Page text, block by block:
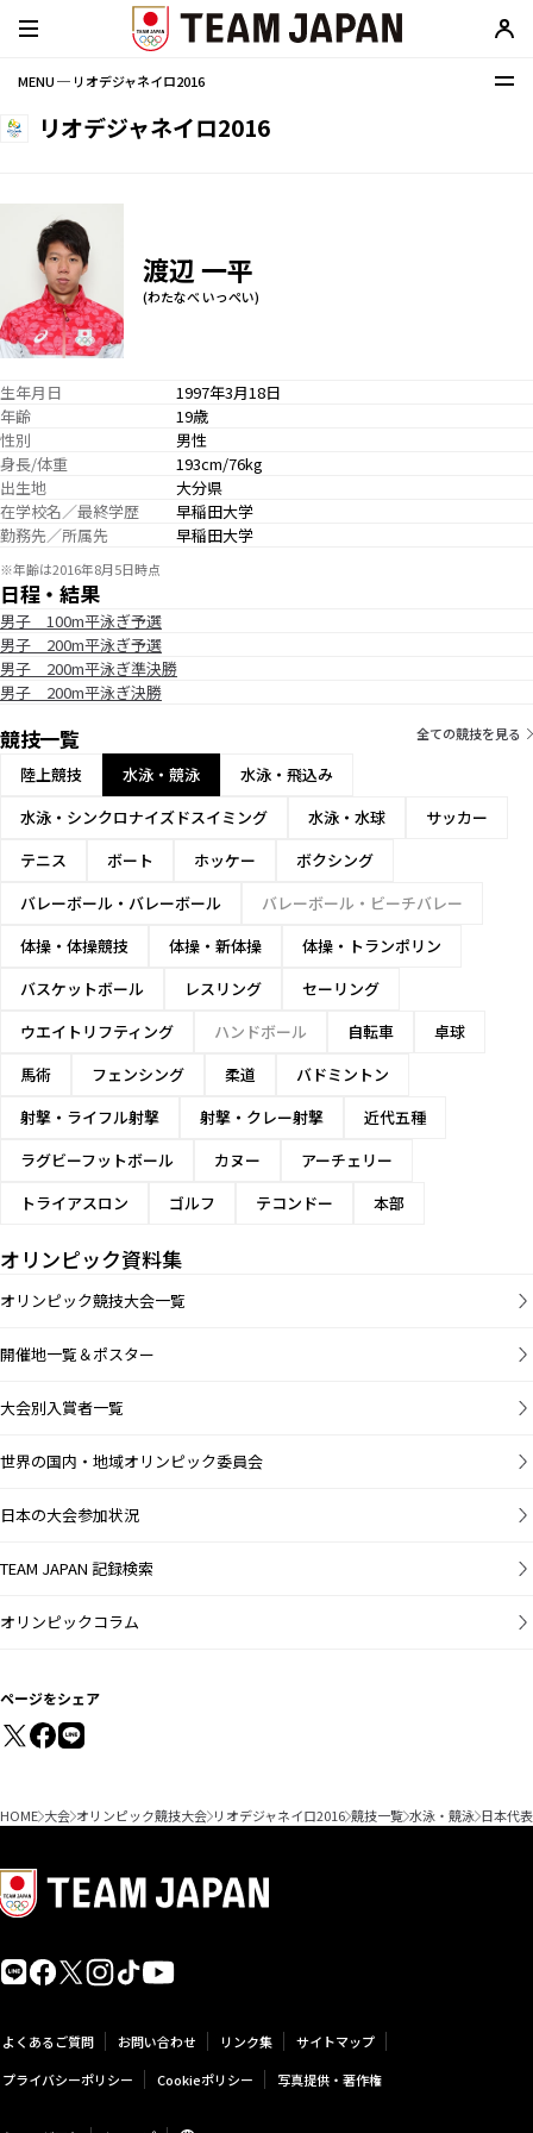
MENU ─ リオデジャネイロ2016
リオデジャネイロ2016
渡辺 一平
(わたなべ いっぺい)
生年月日
1997年3月18日
年齢
19歳
性別
男性
身長/体重
193cm/76kg
出生地
大分県
在学校名／最終学歴
早稲田大学
勤務先／所属先
早稲田大学
※年齢は2016年8月5日時点
日程・結果
男子 100m平泳ぎ予選
男子 200m平泳ぎ予選
男子 200m平泳ぎ準決勝
男子 200m平泳ぎ決勝
競技一覧 全ての競技を見る
陸上競技 水泳・競泳
水泳・飛込み
水泳・シンクロナイズドスイミング
水泳・水球
サッカー
テニス
ボート ホッケー
ボクシング
バレーボール・バレーボール
バレーボール・ビーチバレー
体操・体操競技
体操・新体操
体操・トランポリン
バスケットボール
レスリング
セーリング
ウエイトリフティング
ハンドボール 自転車
卓球
馬術
フェンシング 柔道
バドミントン
射撃・ライフル射撃
射撃・クレー射撃
近代五種
ラグビーフットボール
カヌー
アーチェリー
トライアスロン
ゴルフ テコンドー 本部
オリンピック資料集
オリンピック競技大会一覧
開催地一覧＆ポスター
大会別入賞者一覧
世界の国内・地域オリンピック委員会
日本の大会参加状況
TEAM JAPAN 記録検索
オリンピックコラム
ページをシェア
HOME 大会 オリンピック競技大会 リオデジャネイロ2016 競技一覧 水泳・競泳 日本代
よくあるご質問 お問い合わせ リンク集
サイトマップ
プライバシーポリシー
Cookieポリシー 写真提供・著作権